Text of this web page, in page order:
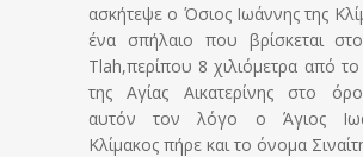
ασκήτεψε ο Όσιος Ιωάννης της
ένα σπήλαιο που βρίσκεται
Tlah,περίπου 8 χιλιόμετρα από
της Αγίας Αικατερίνης στο
αυτόν τον λόγο ο Άγιος
Κλίμακος πήρε και το όνομα